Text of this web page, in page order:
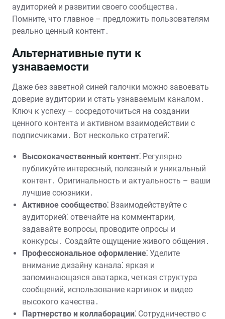
аудиторией и развитии своего сообщества․
Помните, что главное – предложить пользователям
реально ценный контент․
Альтернативные пути к
узнаваемости
Даже без заветной синей галочки можно завоевать
доверие аудитории и стать узнаваемым каналом․
Ключ к успеху – сосредоточиться на создании
ценного контента и активном взаимодействии с
подписчиками․ Вот несколько стратегий⁚
Высококачественный контент⁚ Регулярно
публикуйте интересный, полезный и уникальный
контент․ Оригинальность и актуальность – ваши
лучшие союзники․
Активное сообщество⁚ Взаимодействуйте с
аудиторией⁚ отвечайте на комментарии,
задавайте вопросы, проводите опросы и
конкурсы․ Создайте ощущение живого общения․
Профессиональное оформление⁚ Уделите
внимание дизайну канала⁚ яркая и
запоминающаяся аватарка, четкая структура
сообщений, использование картинок и видео
высокого качества․
Партнерство и коллаборации⁚ Сотрудничество с